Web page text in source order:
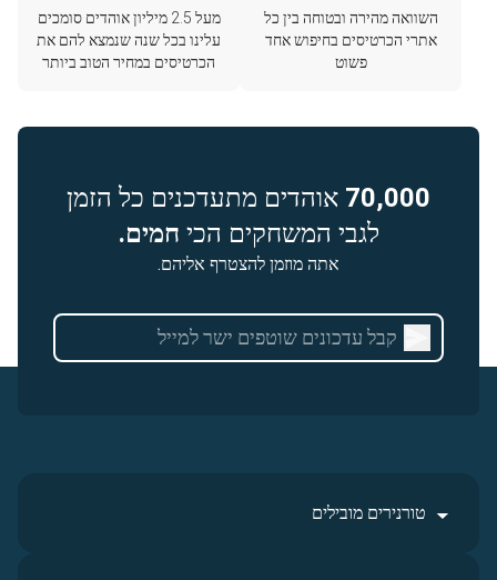
השוואה מהירה ובטוחה בין כל
אתרי הכרטיסים בחיפוש אחד
פשוט
מעל 2.5 מיליון אוהדים סומכים
עלינו בכל שנה שנמצא להם את
הכרטיסים במחיר הטוב ביותר
70,000 אוהדים מתעדכנים כל הזמן
לגבי המשחקים הכי חמים.
אתה מוזמן להצטרף אליהם.
טורנירים מובילים